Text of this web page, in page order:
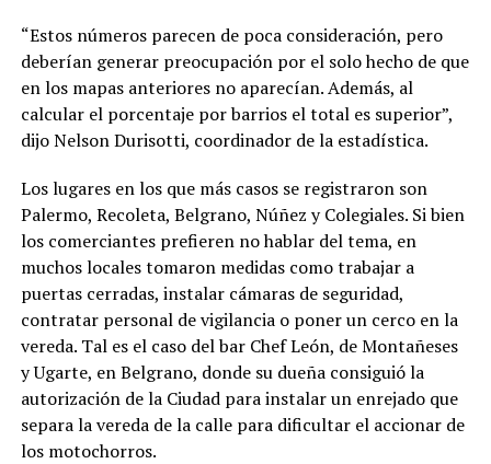
“Estos números parecen de poca consideración, pero
deberían generar preocupación por el solo hecho de que
en los mapas anteriores no aparecían. Además, al
calcular el porcentaje por barrios el total es superior”,
dijo Nelson Durisotti, coordinador de la estadística.
Los lugares en los que más casos se registraron son
Palermo, Recoleta, Belgrano, Núñez y Colegiales. Si bien
los comerciantes prefieren no hablar del tema, en
muchos locales tomaron medidas como trabajar a
puertas cerradas, instalar cámaras de seguridad,
contratar personal de vigilancia o poner un cerco en la
vereda. Tal es el caso del bar Chef León, de Montañeses
y Ugarte, en Belgrano, donde su dueña consiguió la
autorización de la Ciudad para instalar un enrejado que
separa la vereda de la calle para dificultar el accionar de
los motochorros.